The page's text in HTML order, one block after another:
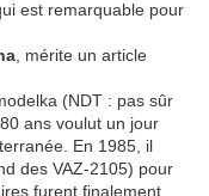
est remarquable pour
, mérite un article
(NDT : pas sûr
ans voulut un jour
En 1985, il
des VAZ-2105) pour
furent finalement